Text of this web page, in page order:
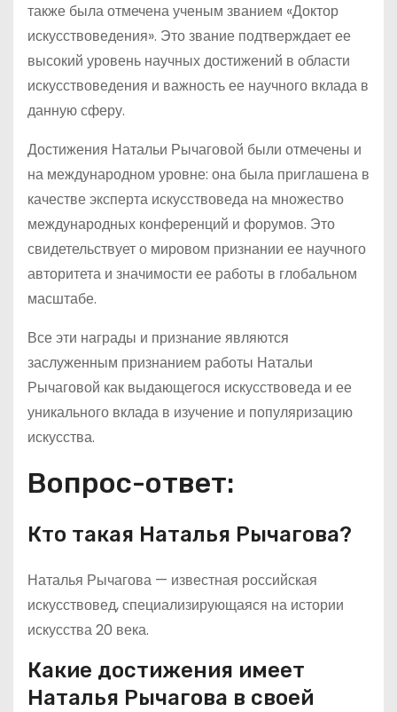
также была отмечена ученым званием «Доктор
искусствоведения». Это звание подтверждает ее
высокий уровень научных достижений в области
искусствоведения и важность ее научного вклада в
данную сферу.
Достижения Натальи Рычаговой были отмечены и
на международном уровне: она была приглашена в
качестве эксперта искусствоведа на множество
международных конференций и форумов. Это
свидетельствует о мировом признании ее научного
авторитета и значимости ее работы в глобальном
масштабе.
Все эти награды и признание являются
заслуженным признанием работы Натальи
Рычаговой как выдающегося искусствоведа и ее
уникального вклада в изучение и популяризацию
искусства.
Вопрос-ответ:
Кто такая Наталья Рычагова?
Наталья Рычагова — известная российская
искусствовед, специализирующаяся на истории
искусства 20 века.
Какие достижения имеет
Наталья Рычагова в своей